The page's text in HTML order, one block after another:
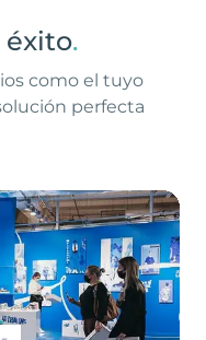
éxito.
como el tuyo
perfecta